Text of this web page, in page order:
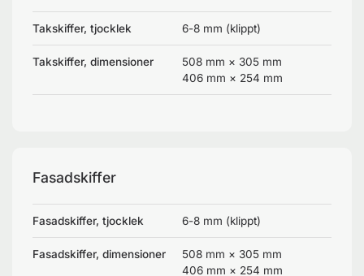
Takskiffer, tjocklek 6-8 mm (klippt)
Takskiffer, dimensioner
508 mm × 305 mm
406 mm × 254 mm
Fasadskiffer
Fasadskiffer, tjocklek 6-8 mm (klippt)
Fasadskiffer, dimensioner
508 mm × 305 mm
406 mm × 254 mm